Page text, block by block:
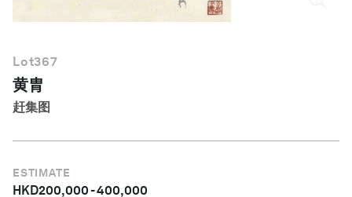
Lot367
黄胄
赶集图
ESTIMATE
HKD200,000-400,000